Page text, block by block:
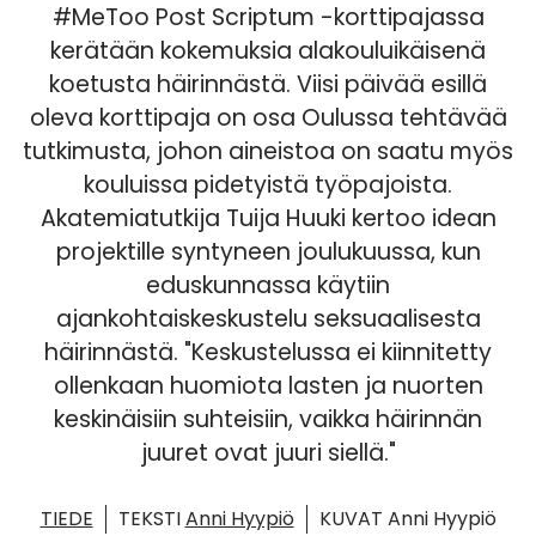
#MeToo Post Scriptum -korttipajassa
kerätään kokemuksia alakouluikäisenä
koetusta häirinnästä. Viisi päivää esillä
oleva korttipaja on osa Oulussa tehtävää
tutkimusta, johon aineistoa on saatu myös
kouluissa pidetyistä työpajoista.
Akatemiatutkija Tuija Huuki kertoo idean
projektille syntyneen joulukuussa, kun
eduskunnassa käytiin
ajankohtaiskeskustelu seksuaalisesta
häirinnästä. "Keskustelussa ei kiinnitetty
ollenkaan huomiota lasten ja nuorten
keskinäisiin suhteisiin, vaikka häirinnän
juuret ovat juuri siellä."
TIEDE TEKSTIAnni Hyypiö KUVAT Anni Hyypiö